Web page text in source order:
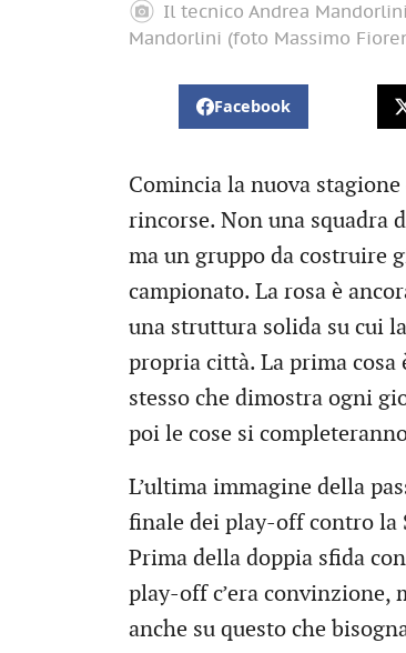
Il tecnico Andrea
Mandorlini (foto Massimo
Facebook
Comincia la nuova
rincorse. Non una squadra
ma un gruppo da costruire
campionato. La rosa è
una struttura solida su cui
propria città. La prima
stesso che dimostra ogni
poi le cose si
L’ultima immagine della
finale dei play-off contro la
Prima della doppia sfida
play-off c’era convinzione,
anche su questo che